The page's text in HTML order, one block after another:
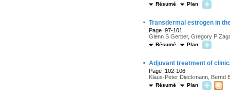
Résumé Plan
· Transdermal estrogen in
Page :97-101
Glenn S Gerber, Gregory P
Résumé Plan
· Adjuvant treatment of
Page :102-106
Klaus-Peter Dieckmann, Bernd
Résumé Plan